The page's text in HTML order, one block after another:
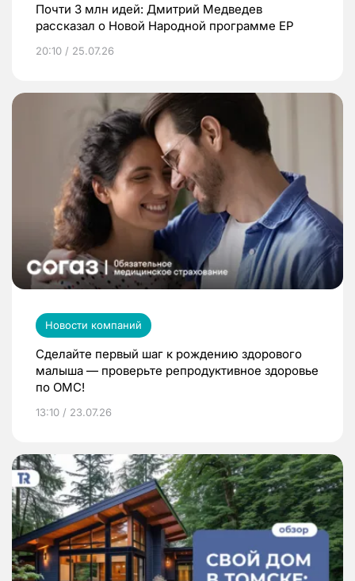
Почти 3 млн идей: Дмитрий Медведев
рассказал о Новой Народной программе ЕР
20:10 / 25.07.26
Новости компаний
Сделайте первый шаг к рождению здорового
малыша — проверьте репродуктивное здоровье
по ОМС!
13:10 / 23.07.26